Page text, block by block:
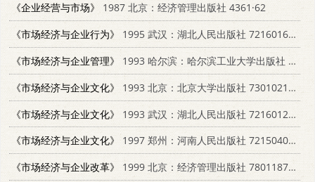
《企业经营与市场》
1987 北京：经济管理出版社 4361·62
《市场经济与企业行为》
1995 武汉：湖北人民出版社 7216016416
《市场经济与企业管理》
1993 哈尔滨：哈尔滨工业大学出版社 7560309100
《市场经济与企业文化》
1993 北京：北京大学出版社 7301021585
《市场经济与企业文化》
1993 武汉：湖北人民出版社 7216012461
《市场经济与企业文化》
1997 郑州：河南人民出版社 7215040321
《市场经济与企业改革》
1999 北京：经济管理出版社 7801187784